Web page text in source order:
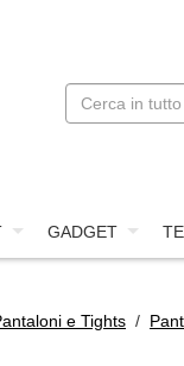
GADGET
e Tights /